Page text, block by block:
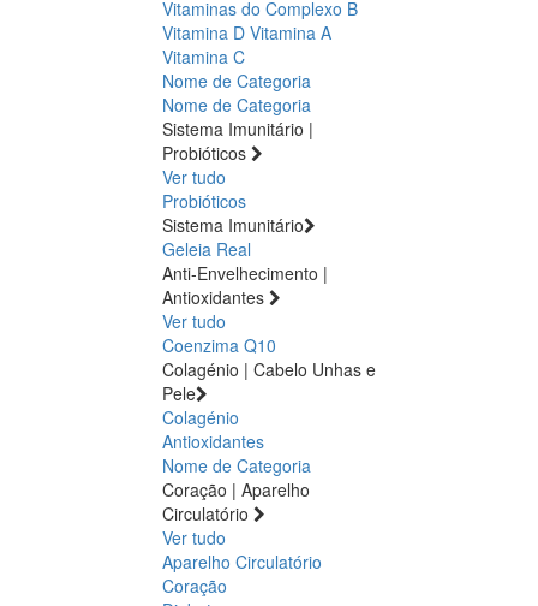
Vitaminas do Complexo B
Vitamina D Vitamina A
Vitamina C
Nome de Categoria
Nome de Categoria
Sistema Imunitário |
Probióticos
Ver tudo
Probióticos
Sistema Imunitário
Geleia Real
Anti-Envelhecimento |
Antioxidantes
Ver tudo
Coenzima Q10
Colagénio | Cabelo Unhas e
Pele
Colagénio
Antioxidantes
Nome de Categoria
Coração | Aparelho
Circulatório
Ver tudo
Aparelho Circulatório
Coração